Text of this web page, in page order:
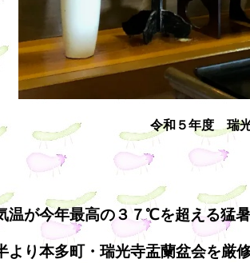
令和５年度 瑞
温が今年最高の３７℃を超える猛
より本多町・瑞光寺盂蘭盆会を厳